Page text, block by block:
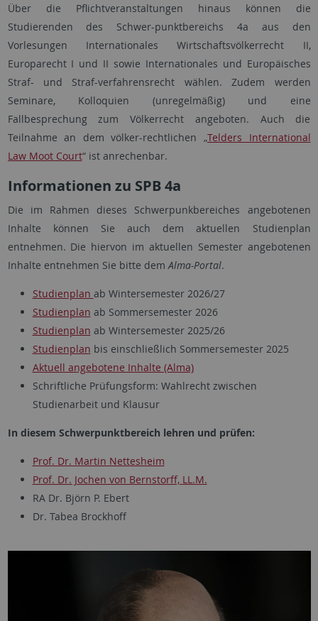
Über die Pflichtveranstaltungen hinaus können die
Studierenden des Schwer-punktbereichs 4a aus den
Vorlesungen Internationales Wirtschaftsvölkerrecht II,
Europarecht I und II sowie Internationales und Europäisches
Straf- und Straf-verfahrensrecht wählen. Zudem werden
Seminare, Kolloquien (unregelmäßig) und eine
Fallbesprechung zum Völkerrecht angeboten. Auch die
Teilnahme an dem völker-rechtlichen „Telders International
Law Moot Court“ ist anrechenbar.
Informationen zu SPB 4a
Die im Rahmen dieses Schwerpunkbereiches angebotenen
Inhalte können Sie auch dem aktuellen Studienplan
entnehmen. Die hiervon im aktuellen Semester angebotenen
Inhalte entnehmen Sie bitte demAlma-Portal.
Studienplan ab Wintersemester 2026/27
Studienplan ab Sommersemester 2026
Studienplan ab Wintersemester 2025/26
Studienplan bis einschließlich Sommersemester 2025
Aktuell angebotene Inhalte (Alma)
Schriftliche Prüfungsform: Wahlrecht zwischen
Studienarbeit und Klausur
In diesem Schwerpunktbereich lehren und prüfen:
Prof. Dr. Martin Nettesheim
Prof. Dr. Jochen von Bernstorff, LL.M.
RA Dr. Björn P. Ebert
Dr. Tabea Brockhoff